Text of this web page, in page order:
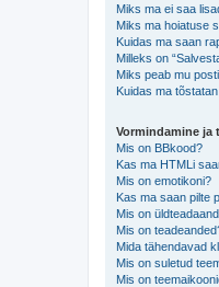
Miks ma ei saa
Miks ma hoiatuse
Kuidas ma saan
Milleks on
Miks peab mu
Kuidas ma
Vormindamine ja
Mis on BBkood?
Kas ma HTMLi
Mis on emotikoni?
Kas ma saan pilte
Mis on
Mis on
Mida tähendavad
Mis on suletud
Mis on